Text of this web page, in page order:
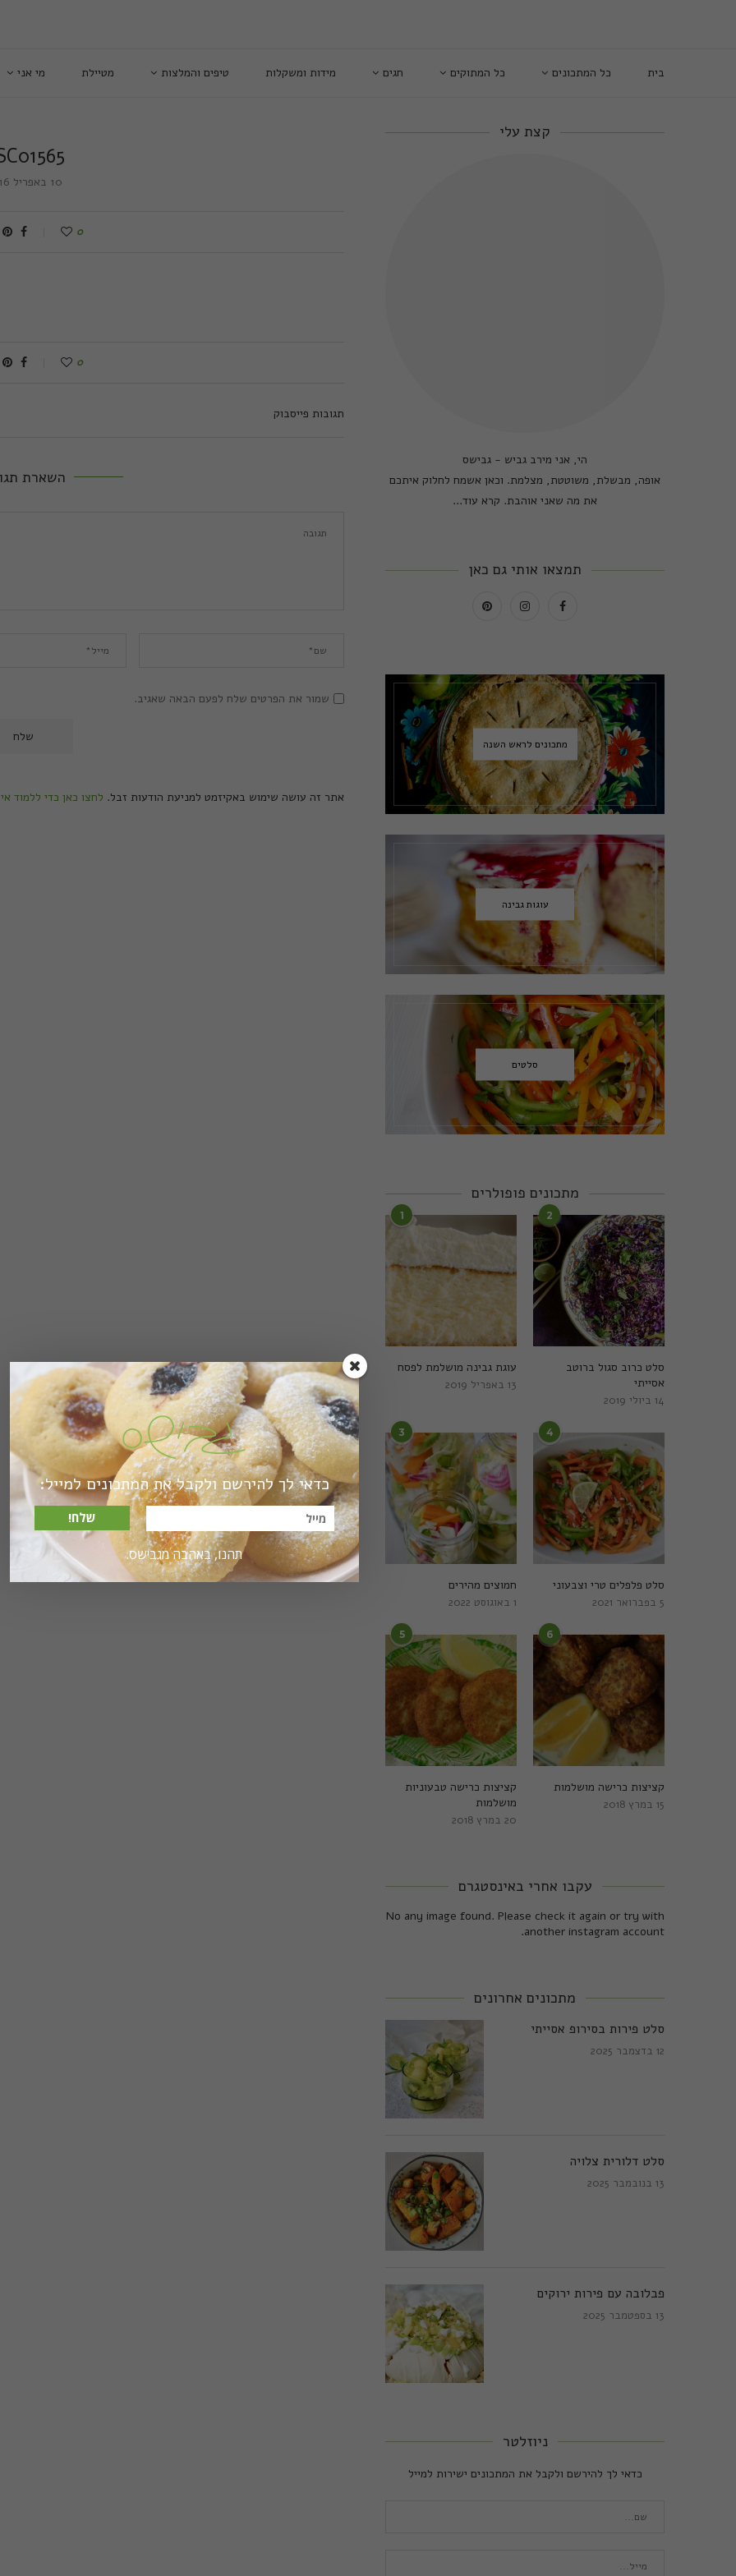
בית כל המתכונים כל המתוקים חגים מידות ומשקלות טיפים והמלצות מטיילת מי אני
10 באפריל 2016
0
0
תגובות פייסבוק
השארת
שמור את הפרטים שלח לפעם הבאה שאגיב.
אתר זה עושה שימוש באקיזמט למניעת הודעות זבל. לחצו כאן כדי ללמוד
קצת עלי
הי, אני מירב גביש - גבישס
אופה, מבשלת, משוטטת, מצלמת. וכאן אשמח לחלוק איתכם
את מה שאני אוהבת. קרא עוד...
תמצאו אותי גם כאן
מתכונים לראש השנה
עוגות גבינה
סלטים
מתכונים פופולרים
1
עוגת גבינה מושלמת לפסח
13 באפריל 2019
2
סלט כרוב סגול ברוטב
אסייתי
14 ביולי 2019
3
חמוצים מהירים
1 באוגוסט 2022
4
סלט פלפלים טרי וצבעוני
5 בפברואר 2021
5
קציצות כרישה טבעוניות
מושלמות
20 במרץ 2018
6
קציצות כרישה מושלמות
15 במרץ 2018
עקבו אחרי באינסטגרם
No any image found. Please check it again or try with
another instagram account.
מתכונים אחרונים
סלט פירות בסירופ אסייתי
12 בדצמבר 2025
סלט דלורית צלויה
13 בנובמבר 2025
פבלובה עם פירות ירוקים
13 בספטמבר 2025
ניוזלטר
כדאי לך להירשם ולקבל את המתכונים ישירות למייל
כדאי לך להירשם ולקבל את המתכונים למייל:
שלח!
תהנו, באהבה מגבישס.